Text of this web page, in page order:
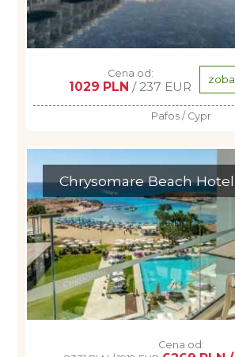
Cena od:
1029 PLN / 237 EUR
Pafos / Cypr
Chrysomare Beach
Cena od: